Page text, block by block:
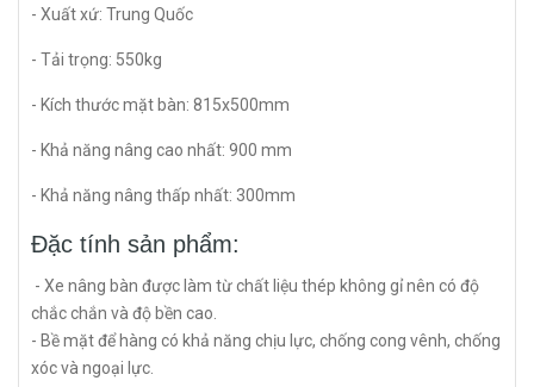
- Xuất xứ: Trung Quốc
- Tải trọng: 550kg
- Kích thước mặt bàn: 815x500mm
- Khả năng nâng cao nhất: 900 mm
- Khả năng nâng thấp nhất: 300mm
Đặc tính sản phẩm:
- Xe nâng bàn được làm từ chất liệu thép không gỉ nên có độ
chắc chắn và độ bền cao.
- Bề mặt để hàng có khả năng chịu lực, chống cong vênh, chống
xóc và ngoại lực.